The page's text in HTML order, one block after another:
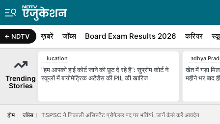
NDTV ख़बरें जॉब्स Board Exam Results 2026 करियर
Trending
Stories
Education
"हम आपको हाई कोर्ट जाने की छूट दे रहे हैं": सुप्रीम कोर्ट ने
स्कूलों में बायोमेट्रिक अटेंडेंस की PIL की खारिज
Madhya
खेत में गड़ा
महीने भर बाद
होम जॉब्स TSPSC ने निकाली असिस्टेंट प्रोफेसर पद पर भर्तियां, जानें कैसे करें आवदेन